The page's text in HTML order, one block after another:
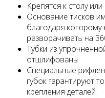
Крепятся к столу
Основание тисков
благодаря
разворачивать на
Губки из
отшлифованы
Специальные
губок гарантируют
крепления деталей